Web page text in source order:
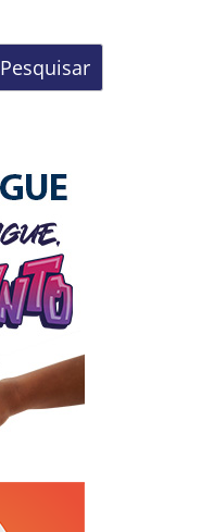
Pesquisar